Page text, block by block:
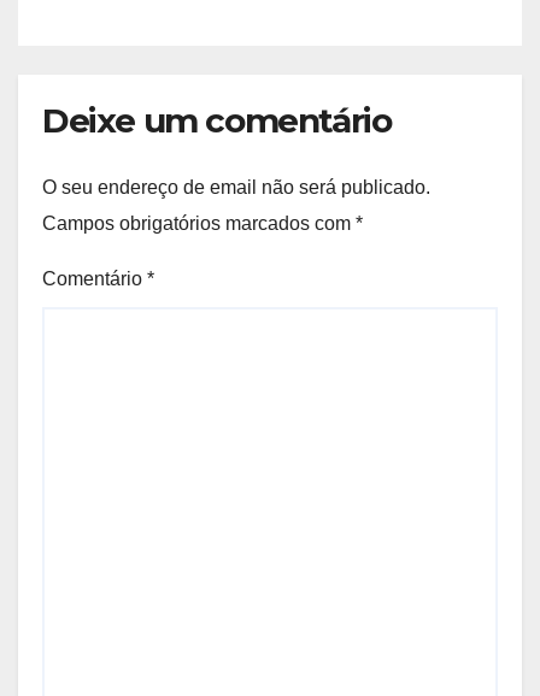
Deixe um comentário
O seu endereço de email não será publicado.
Campos obrigatórios marcados com *
Comentário *